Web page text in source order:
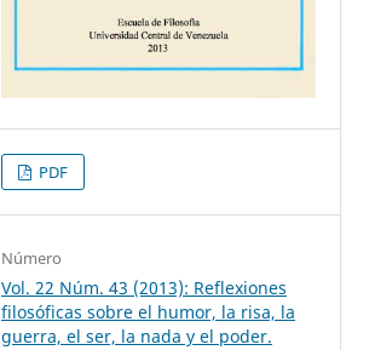
PDF
Número
Vol. 22 Núm. 43 (2013): Reflexiones
filosóficas sobre el humor, la risa, la
guerra, el ser, la nada y el poder.